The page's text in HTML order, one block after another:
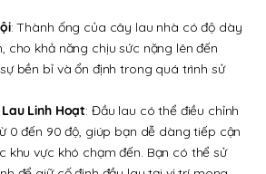
: Thành ống của cây lau nhà có độ dày
cho khả năng chịu sức nặng lên đến
bền bỉ và ổn định trong quá trình sử
Linh Hoạt: Đầu lau có thể điều chỉnh
0 đến 90 độ, giúp bạn dễ dàng tiếp cận
khu vực khó chạm đến. Bạn có thể sử